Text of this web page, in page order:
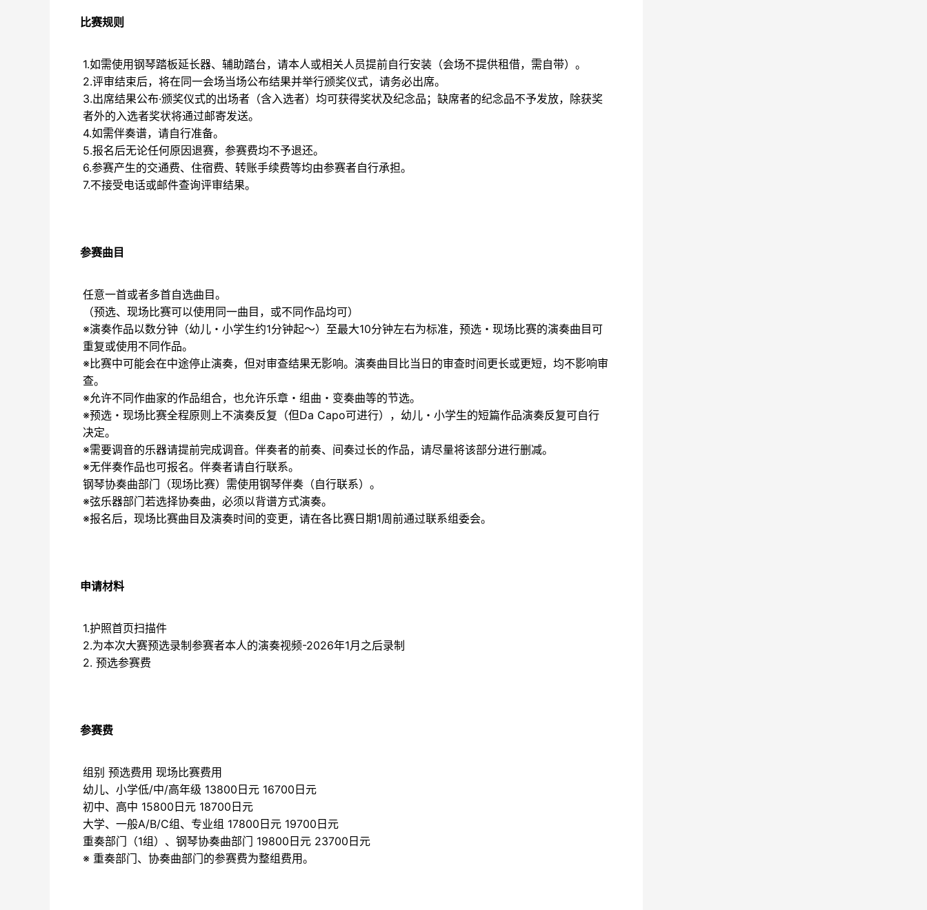
比赛规则
1.如需使用钢琴踏板延长器、辅助踏台，请本人或相关人员提前自行安装（会场不提供租借，需自带）。
2.评审结束后，将在同一会场当场公布结果并举行颁奖仪式，请务必出席。
3.出席结果公布·颁奖仪式的出场者（含入选者）均可获得奖状及纪念品；缺席者的纪念品不予发放，除获奖
者外的入选者奖状将通过邮寄发送。
4.如需伴奏谱，请自行准备。
5.报名后无论任何原因退赛，参赛费均不予退还。
6.参赛产生的交通费、住宿费、转账手续费等均由参赛者自行承担。
7.不接受电话或邮件查询评审结果。
参赛曲目
任意一首或者多首自选曲目。
（预选、现场比赛可以使用同一曲目，或不同作品均可）
※演奏作品以数分钟（幼儿・小学生约1分钟起～）至最大10分钟左右为标准，预选・现场比赛的演奏曲目可
重复或使用不同作品。
※比赛中可能会在中途停止演奏，但对审查结果无影响。演奏曲目比当日的审查时间更长或更短，均不影响审
查。
※允许不同作曲家的作品组合，也允许乐章・组曲・变奏曲等的节选。
※预选・现场比赛全程原则上不演奏反复（但Da Capo可进行），幼儿・小学生的短篇作品演奏反复可自行
决定。
※需要调音的乐器请提前完成调音。伴奏者的前奏、间奏过长的作品，请尽量将该部分进行删减。
※无伴奏作品也可报名。伴奏者请自行联系。
钢琴协奏曲部门（现场比赛）需使用钢琴伴奏（自行联系）。
※弦乐器部门若选择协奏曲，必须以背谱方式演奏。
※报名后，现场比赛曲目及演奏时间的变更，请在各比赛日期1周前通过联系组委会。
申请材料
1.护照首页扫描件
2.为本次大赛预选录制参赛者本人的演奏视频-2026年1月之后录制
2. 预选参赛费
参赛费
组别 预选费用 现场比赛费用
幼儿、小学低/中/高年级 13800日元 16700日元
初中、高中 15800日元 18700日元
大学、一般A/B/C组、专业组 17800日元 19700日元
重奏部门（1组）、钢琴协奏曲部门 19800日元 23700日元
※ 重奏部门、协奏曲部门的参赛费为整组费用。